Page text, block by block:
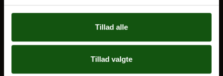
Tillad alle
Tillad valgte
Tal og Oplysninger
Tilgængelighedserklæring